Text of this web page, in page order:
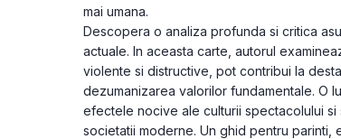
mai umana.
Descopera o analiza profunda si critica
actuale. In aceasta carte, autorul
violente si distructive, pot contribui la
dezumanizarea valorilor fundamentale. O
efectele nocive ale culturii spectacolului
societatii moderne. Un ghid pentru parinti,